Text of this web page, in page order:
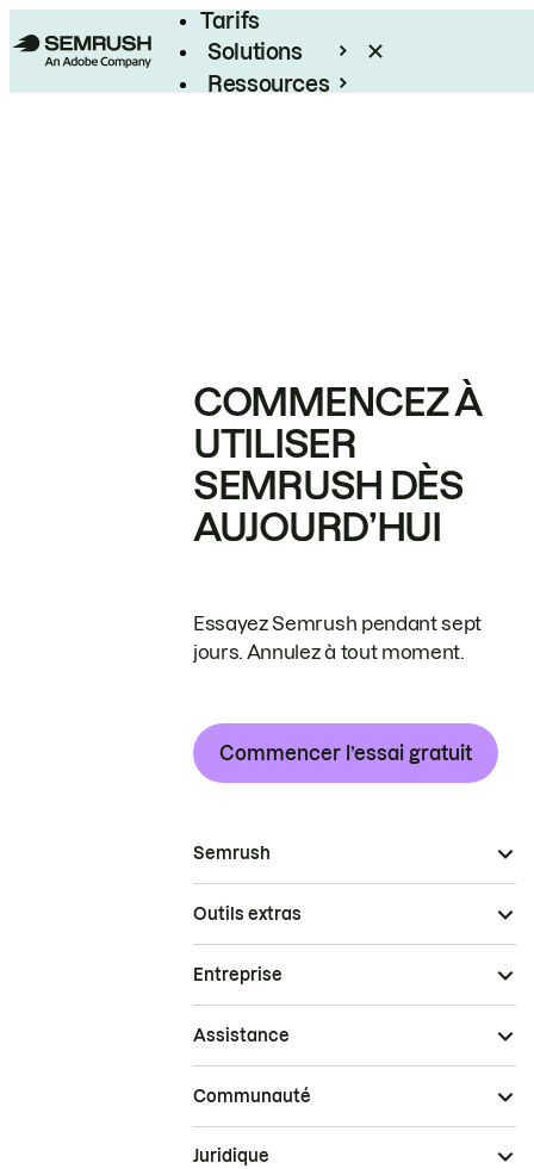
Tarifs
Solutions
Ressources
COMMENCEZ À
UTILISER
SEMRUSH DÈS
AUJOURD’HUI
Essayez Semrush pendant sept
jours. Annulez à tout moment.
Commencer l’essai gratuit
Semrush
Outils extras
Entreprise
Assistance
Communauté
Juridique